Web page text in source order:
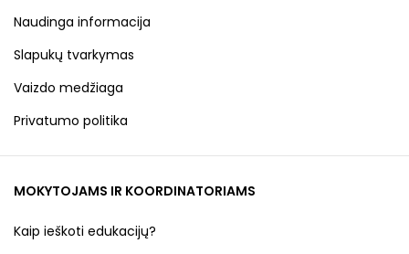
Naudinga informacija
Slapukų tvarkymas
Vaizdo medžiaga
Privatumo politika
MOKYTOJAMS IR KOORDINATORIAMS
Kaip ieškoti edukacijų?